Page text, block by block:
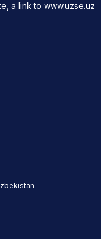
a link to www.uzse.uz